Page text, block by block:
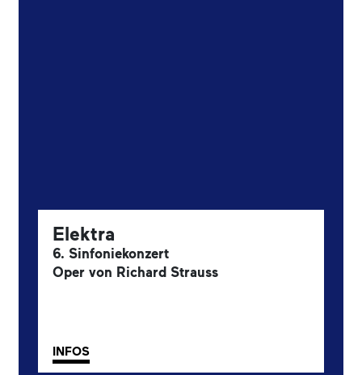
Elektra
6. Sinfoniekonzert
Oper von Richard Strauss
INFOS